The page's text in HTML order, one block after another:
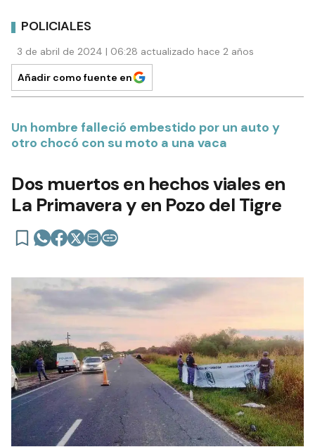
POLICIALES
3 de abril de 2024 | 06:28 actualizado hace 2 años
Añadir como fuente en
Un hombre falleció embestido por un auto y
otro chocó con su moto a una vaca
Dos muertos en hechos viales en
La Primavera y en Pozo del Tigre